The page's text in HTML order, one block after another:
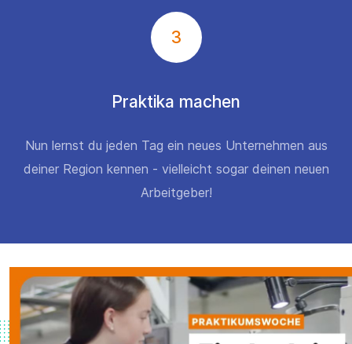
3
Praktika machen
Nun lernst du jeden Tag ein neues Unternehmen aus
deiner Region kennen - vielleicht sogar deinen neuen
Arbeitgeber!